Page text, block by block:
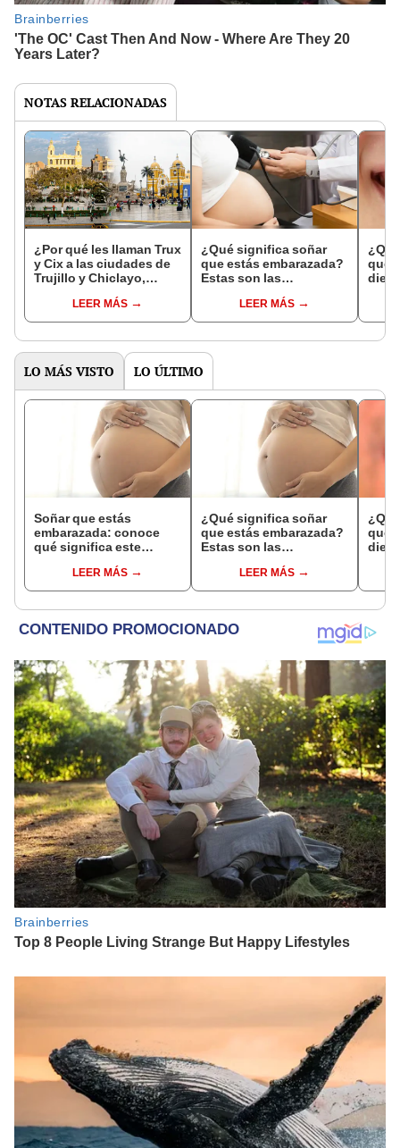
NOTAS RELACIONADAS
¿Por qué les llaman Trux
y Cix a las ciudades de
Trujillo y Chiclayo,
LEER MÁS
¿Qué significa soñar
que estás embarazada?
Estas son las
comunesLEER MÁS
que
LO MÁS VISTO LO ÚLTIMO
Soñar que estás
embarazada: conoce
qué significa este
LEER MÁS
¿Qué significa soñar
que estás embarazada?
Estas son las
comunesLEER MÁS
que